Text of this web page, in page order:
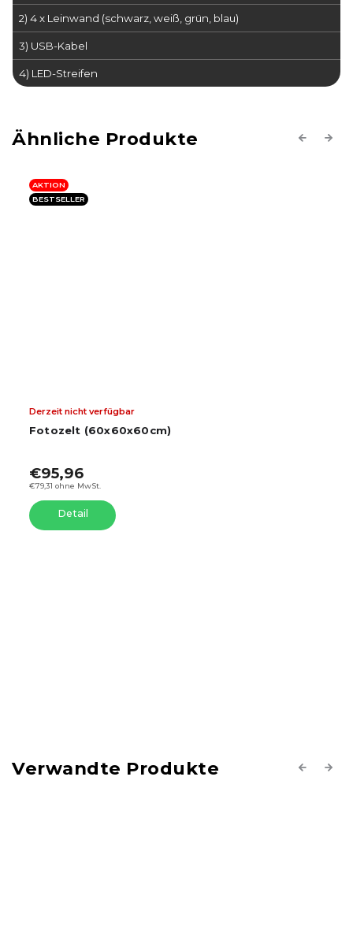
2) 4 x Leinwand (schwarz, weiß, grün, blau)
3) USB-Kabel
4) LED-Streifen
Previous
AKTION
BESTSELLER
Fotozelt (60x60x60cm)
Derzeit nicht verfügbar
€79,31 ohne MwSt.
€95,96
Detail
Next
Verwandte Produkte Previous
Next